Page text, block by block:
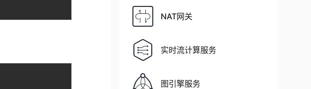
NAT网关
实时流计算服务
图引擎服务